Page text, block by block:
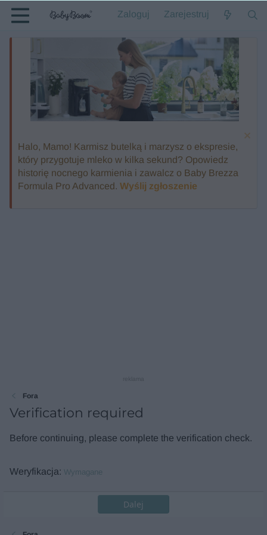
Zaloguj Zarejestruj
Halo, Mamo! Karmisz butelką i marzysz o ekspresie,
który przygotuje mleko w kilka sekund? Opowiedz
historię nocnego karmienia i zawalcz o Baby Brezza
Formula Pro Advanced. Wyślij zgłoszenie
Fora
Verification required
Before continuing, please complete the verification check.
Weryfikacja Wymagane
Dalej